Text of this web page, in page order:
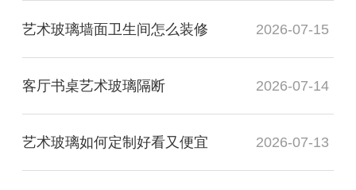
艺术玻璃墙面卫生间怎么装修 2026-07-15
客厅书桌艺术玻璃隔断 2026-07-14
艺术玻璃如何定制好看又便宜 2026-07-13